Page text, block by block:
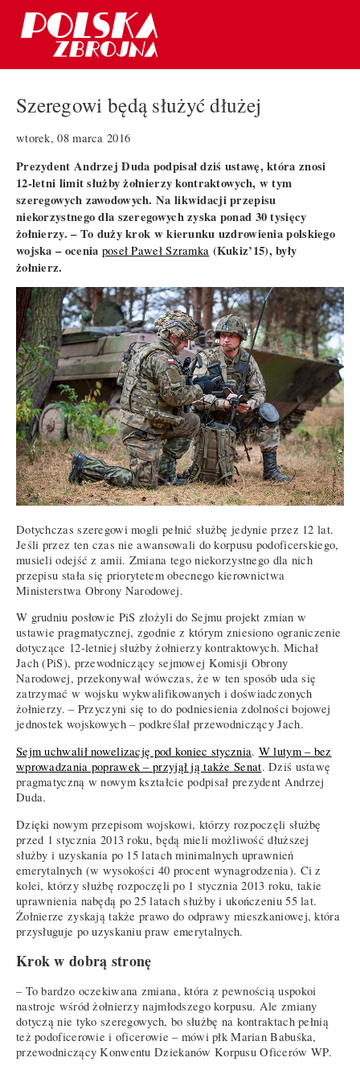
Szeregowi będą służyć dłużej
wtorek, 08 marca 2016
Prezydent Andrzej Duda podpisał dziś ustawę, która znosi
12-letni limit służby żołnierzy kontraktowych, w tym
szeregowych zawodowych. Na likwidacji przepisu
niekorzystnego dla szeregowych zyska ponad 30 tysięcy
żołnierzy. – To duży krok w kierunku uzdrowienia polskiego
wojska – ocenia poseł Paweł Szramka (Kukiz’15), były
żołnierz.
Dotychczas szeregowi mogli pełnić służbę jedynie przez 12 lat.
Jeśli przez ten czas nie awansowali do korpusu podoficerskiego,
musieli odejść z amii. Zmiana tego niekorzystnego dla nich
przepisu stała się priorytetem obecnego kierownictwa
Ministerstwa Obrony Narodowej.
W grudniu posłowie PiS złożyli do Sejmu projekt zmian w
ustawie pragmatycznej, zgodnie z którym zniesiono ograniczenie
dotyczące 12-letniej służby żołnierzy kontraktowych. Michał
Jach (PiS), przewodniczący sejmowej Komisji Obrony
Narodowej, przekonywał wówczas, że w ten sposób uda się
zatrzymać w wojsku wykwalifikowanych i doświadczonych
żołnierzy. – Przyczyni się to do podniesienia zdolności bojowej
jednostek wojskowych – podkreślał przewodniczący Jach.
Sejm uchwalił nowelizację pod koniec stycznia. W lutym – bez
wprowadzania poprawek – przyjął ją także Senat. Dziś ustawę
pragmatyczną w nowym kształcie podpisał prezydent Andrzej
Duda.
Dzięki nowym przepisom wojskowi, którzy rozpoczęli służbę
przed 1 stycznia 2013 roku, będą mieli możliwość dłuższej
służby i uzyskania po 15 latach minimalnych uprawnień
emerytalnych (w wysokości 40 procent wynagrodzenia). Ci z
kolei, którzy służbę rozpoczęli po 1 stycznia 2013 roku, takie
uprawnienia nabędą po 25 latach służby i ukończeniu 55 lat.
Żołnierze zyskają także prawo do odprawy mieszkaniowej, która
przysługuje po uzyskaniu praw emerytalnych.
Krok w dobrą stronę
– To bardzo oczekiwana zmiana, która z pewnością uspokoi
nastroje wśród żołnierzy najmłodszego korpusu. Ale zmiany
dotyczą nie tyko szeregowych, bo służbę na kontraktach pełnią
też podoficerowie i oficerowie – mówi płk Marian Babuśka,
przewodniczący Konwentu Dziekanów Korpusu Oficerów WP.